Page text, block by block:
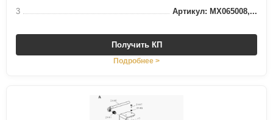
3
Артикул: MX065008,...
Получить КП
Подробнее >